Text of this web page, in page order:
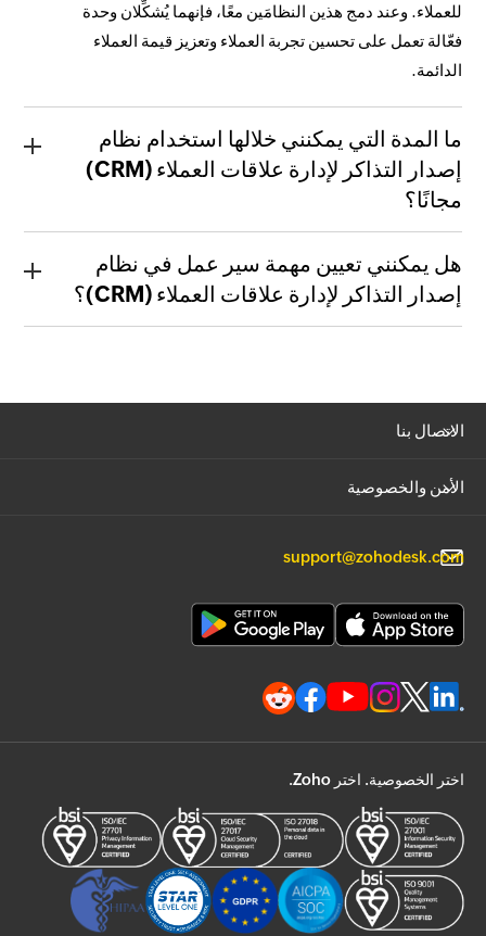
للعملاء. وعند دمج هذين النظامَين معًا، فإنهما يُشكِّلان وحدة
فعّالة تعمل على تحسين تجربة العملاء وتعزيز قيمة العملاء
الدائمة.
ما المدة التي يمكنني خلالها استخدام نظام
إصدار التذاكر لإدارة علاقات العملاء (CRM)
مجانًا؟
هل يمكنني تعيين مهمة سير عمل في نظام
إصدار التذاكر لإدارة علاقات العملاء (CRM)؟
الاتصال بنا
الأمن والخصوصية
support@zohodesk.com
اختر الخصوصية. اختر Zoho.